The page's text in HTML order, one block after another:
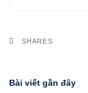
SHARES
Bài viết gần đây